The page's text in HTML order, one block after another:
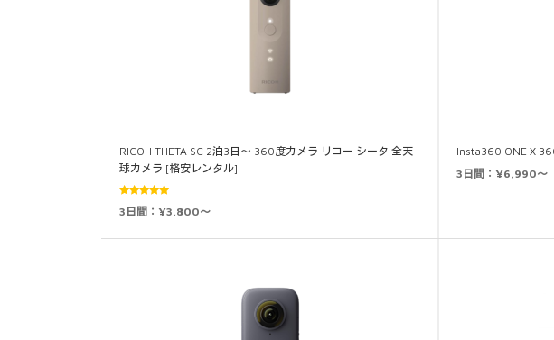
RICOH THETA SC 2泊3日～ 360度カメラ リコー シータ 全天
球カメラ [格安レンタル]
5段階中
3日間：¥3,800～
Insta360 ONE X
3日間：¥6,990～